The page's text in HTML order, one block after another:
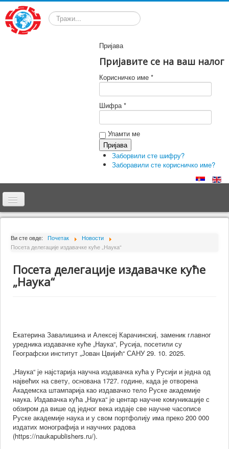
Пријава
Пријавите се на ваш налог
Корисничко име *
Шифра *
Упамти ме
Заборвили сте шифру?
Заборавили сте корисничко име?
Почетна
О Институту
Сарадници
Пројекти
Издаваштво
Новости
Библиотека
Контакт
Ви сте овде: Почетак
Новости
Посета делегације издавачке куће „Наука“
Посета делегације издавачке куће
„Наука“
Екатерина Завалишина и Алексеј Карачинскиј, заменик главног
уредника издавачке куће „Наука“, Русија, посетили су
Географски институт „Јован Цвијић“ САНУ 29. 10. 2025.
„Наука“ је најстарија научна издавачка кућа у Русији и једна од
највећих на свету, основана 1727. године, када је отворена
Академска штампарија као издавачко тело Руске академије
наука. Издавачка кућа „Наука“ је центар научне комуникације с
обзиром да више од једног века издаје све научне часописе
Руске академије наука и у свом портфолију има преко 200 000
издатих монографија и научних радова
(https://naukapublishers.ru/).